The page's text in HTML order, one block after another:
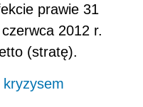
prawie 31
2012 r.
(stratę).